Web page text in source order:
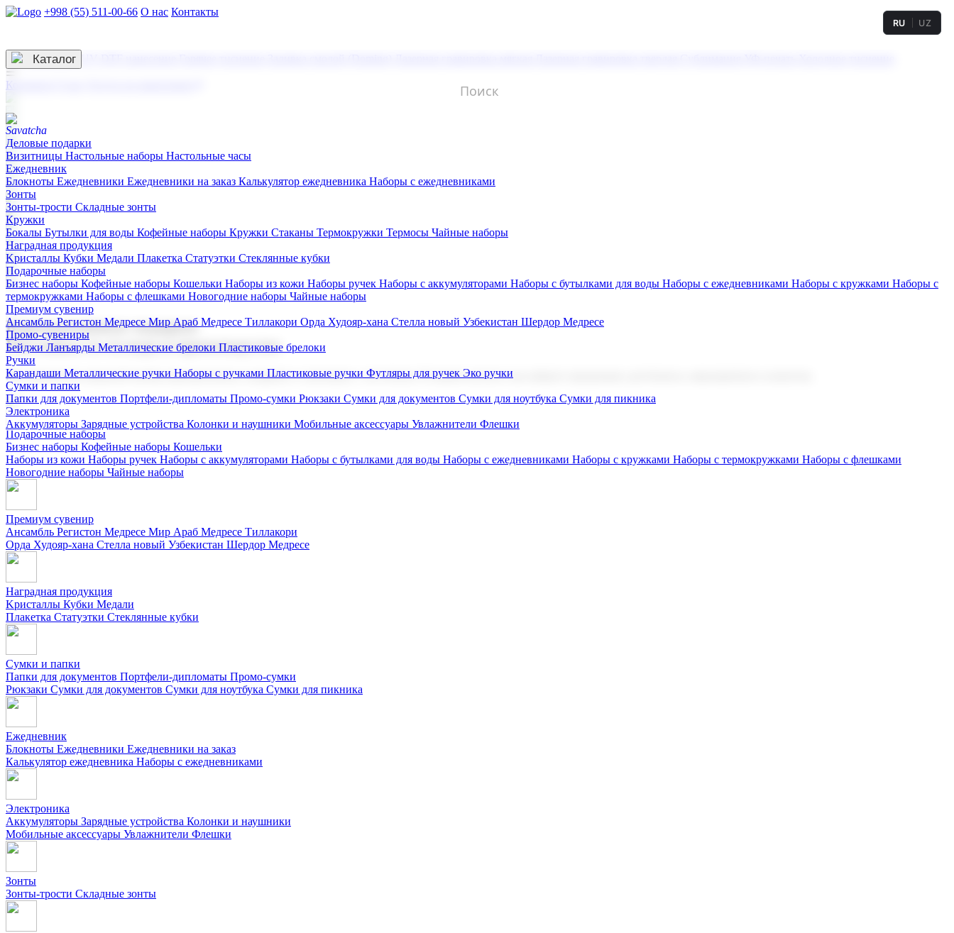
+998 (55) 511-00-66 О нас Контакты
3D гравировка
RU UZ
☰
Контакты
Каталог
Деловые подарки
Визитницы Настольные наборы Настольные часы
Ежедневник
Блокноты Ежедневники Ежедневники на заказ Калькулятор ежедневника Наборы с ежедневниками
Зонты
Зонты-трости Складные зонты
Кружки
Бокалы Бутылки для воды Кофейные наборы Кружки Стаканы Термокружки Термосы Чайные наборы
Наградная продукция
Kристаллы Кубки Медали Плакетка Статуэтки Стеклянные кубки
Подарочные наборы
Бизнес наборы Кофейные наборы Кошельки Наборы из кожи Наборы ручек Наборы с аккумуляторами Наборы с бутылками для воды Наборы с ежедневниками Наборы с кружками Наборы с
термокружками Наборы с флешками Новогодние наборы Чайные наборы
Премиум сувенир
Ансамбль Регистон Медресе Мир Араб Медресе Тиллакори Орда Худояр-хана Стелла новый Узбекистан Шердор Медресе
Промо-сувениры
Бейджи Ланъярды Металлические брелоки Пластиковые брелоки
Ручки
Карандаши Металлические ручки Наборы с ручками Пластиковые ручки Футляры для ручек Эко ручки
Сумки и папки
Папки для документов Портфели-дипломаты Промо-сумки Рюкзаки Сумки для документов Сумки для ноутбука Сумки для пикника
Электроника
Аккумуляторы Зарядные устройства Колонки и наушники Мобильные аксессуары Увлажнители Флешки
Корпоративные подарки
Поставка со склада и производство
Мы предлагаем широкий выбор корпоративных подарков и сувениров с логотипом. В нашем каталоге вы найдете продукцию для бизнеса, мероприятия и клиентов.
Подарочные наборы
Бизнес наборы Кофейные наборы Кошельки
Наборы из кожи Наборы ручек Наборы с аккумуляторами Наборы с бутылками для воды Наборы с ежедневниками Наборы с кружками Наборы с термокружками Наборы с флешками
Новогодние наборы Чайные наборы
Премиум сувенир
Ансамбль Регистон Медресе Мир Араб Медресе Тиллакори
Орда Худояр-хана Стелла новый Узбекистан Шердор Медресе
Наградная продукция
Kристаллы Кубки Медали
Плакетка Статуэтки Стеклянные кубки
Сумки и папки
Папки для документов Портфели-дипломаты Промо-сумки
Рюкзаки Сумки для документов Сумки для ноутбука Сумки для пикника
Ежедневник
Блокноты Ежедневники Ежедневники на заказ
Калькулятор ежедневника Наборы с ежедневниками
Электроника
Аккумуляторы Зарядные устройства Колонки и наушники
Мобильные аксессуары Увлажнители Флешки
Зонты
Зонты-трости Складные зонты